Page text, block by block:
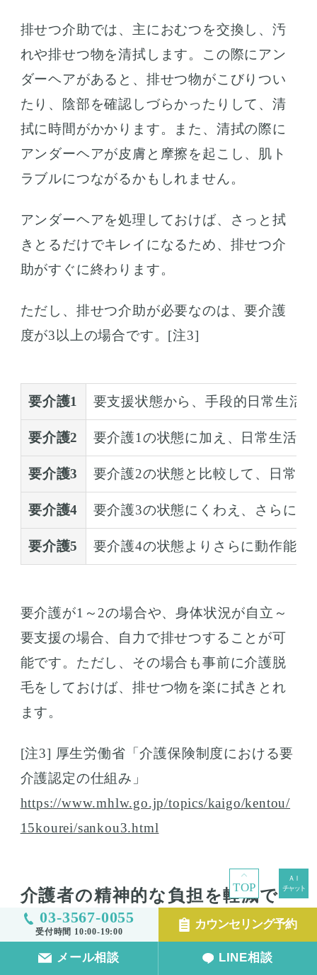
TOP
03-3567-0055
受付時間 10:00-19:00
カウンセリング予約
メール相談 LINE相談
排せつ介助では、主におむつを交換し、汚
れや排せつ物を清拭します。この際にアン
ダーヘアがあると、排せつ物がこびりつい
たり、陰部を確認しづらかったりして、清
拭に時間がかかります。また、清拭の際に
アンダーヘアが皮膚と摩擦を起こし、肌ト
ラブルにつながるかもしれません。
アンダーヘアを処理しておけば、さっと拭
きとるだけでキレイになるため、排せつ介
助がすぐに終わります。
ただし、排せつ介助が必要なのは、要介護
度が3以上の場合です。[注3]
要介護1 要支援状態から、手段的日常生活
要介護2 要介護1の状態に加え、日常生活
要介護3 要介護2の状態と比較して、日常
要介護4 要介護3の状態にくわえ、さらに
要介護5 要介護4の状態よりさらに動作能
要介護が1～2の場合や、身体状況が自立～
要支援の場合、自力で排せつすることが可
能です。ただし、その場合も事前に介護脱
毛をしておけば、排せつ物を楽に拭きとれ
ます。
[注3] 厚生労働省「介護保険制度における要
介護認定の仕組み」
https://www.mhlw.go.jp/topics/kaigo/kentou/
15kourei/sankou3.html
介護者の精神的な負担を軽減で
きる
介護脱毛をしておくと、介護をする側の人